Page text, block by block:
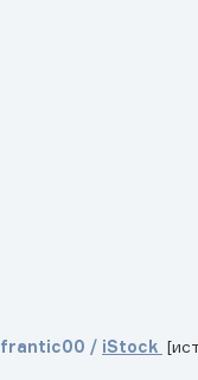
frantic00 / iStock